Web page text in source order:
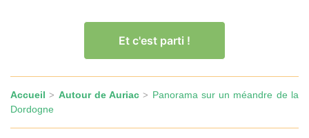
Et c'est parti !
Accueil > Autour de Auriac > Panorama sur un méandre de la
Dordogne